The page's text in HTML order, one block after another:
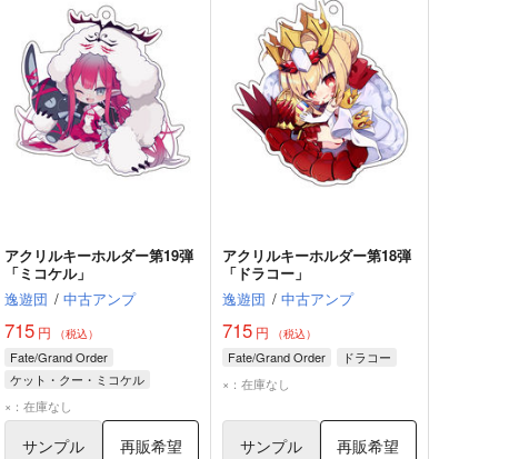
アクリルキーホルダー第19弾
「ミコケル」
逸遊団 / 中古アンプ
715 円 （税込）
Fate/Grand Order
ケット・クー・ミコケル
バーヴァン・シー
妖精騎士トリスタン
×：在庫なし
サンプル 再販希望
アクリルキーホルダー第18弾
「ドラコー」
逸遊団 / 中古アンプ
715 円 （税込）
Fate/Grand Order
ドラコー
×：在庫なし
サンプル 再販希望